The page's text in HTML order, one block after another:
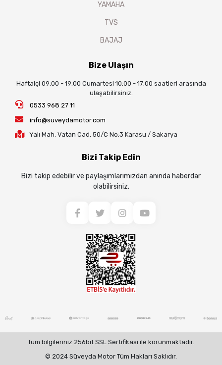
YAMAHA
TVS
BAJAJ
Bize Ulaşın
Haftaiçi 09:00 - 19:00 Cumartesi 10:00 - 17:00 saatleri arasında
ulaşabilirsiniz.
0533 968 27 11
info@suveydamotor.com
Yalı Mah. Vatan Cad. 50/C No:3 Karasu / Sakarya
Bizi Takip Edin
Bizi takip edebilir ve paylaşımlarımızdan anında haberdar
olabilirsiniz.
Tüm bilgileriniz 256bit SSL Sertifikası ile korunmaktadır.
© 2024 Süveyda Motor Tüm Hakları Saklıdır.